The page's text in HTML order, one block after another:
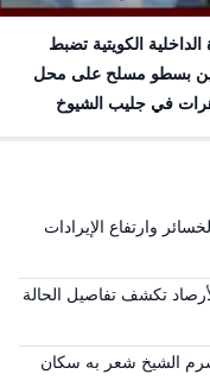
الداخلية الكويتية تضبط
بسطو مسلح على محل
في جليب الشيوخ
نتائج 2025.. خفض الخسائر وارتفاع الإيرادات
الأرصاد تكشف تفاصيل الحالة
شرق شرم الشيخ شعر به سكان